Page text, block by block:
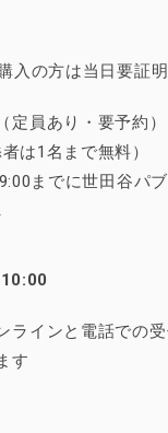
入の方は当日要証
員あり・要予約）
は1名まで無料）
までに世田谷パ
ラインと電話での
す